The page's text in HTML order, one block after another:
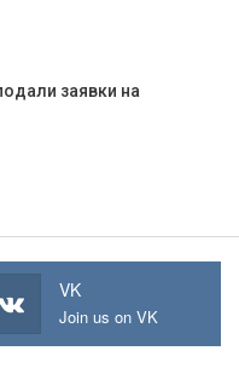
заявки на
VK
Join us on VK